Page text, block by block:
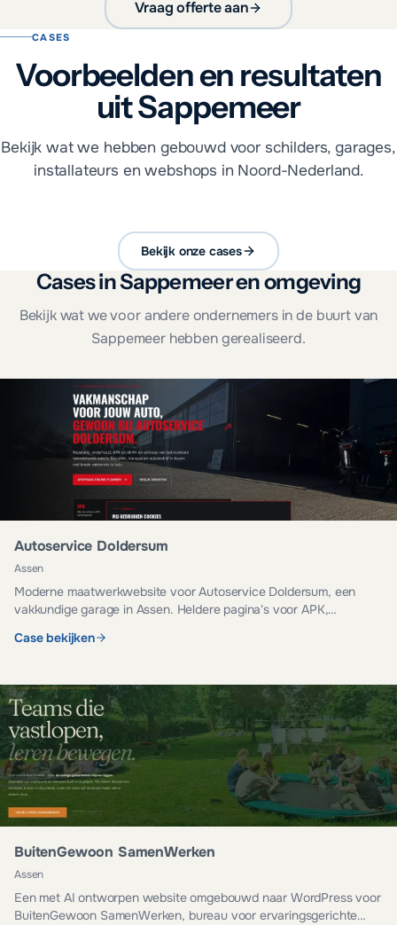
Vraag offerte aan
CASES
Voorbeelden en resultaten
uit Sappemeer
Bekijk wat we hebben gebouwd voor schilders, garages,
installateurs en webshops in Noord-Nederland.
Bekijk onze cases
Cases in Sappemeer en omgeving
Bekijk wat we voor andere ondernemers in de buurt van
Sappemeer hebben gerealiseerd.
Autoservice Doldersum
Assen
Moderne maatwerkwebsite voor Autoservice Doldersum, een
vakkundige garage in Assen. Heldere pagina's voor APK,
Case bekijken
BuitenGewoon SamenWerken
Assen
Een met AI ontworpen website omgebouwd naar WordPress voor
BuitenGewoon SamenWerken, bureau voor ervaringsgerichte